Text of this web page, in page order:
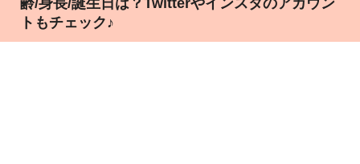
齢/身長/誕生日は？Twitterやインスタのアカウン
トもチェック♪